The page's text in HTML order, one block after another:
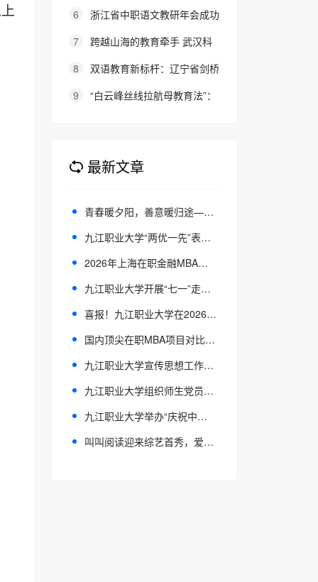
新升级：27班型满足多元需求，协
6
浙江省中职语文教研年会成功
举办：聚焦素养本位，共探职教语
7
跨越山海的教育牵手 武汉科
大联合西班牙顶尖名校办学院，首
8
双语教育新标杆：辽宁省剑桥
英语考务中心与大连金普新区华美
9
“白云峰丝线拉航母教育法”：
最新文章
青春暖夕阳，善意暖归途——九江职业大学向东班爱心家教协会深入乡村开展敬老志愿活动
九江职业大学“两优一先”表彰大会暨“光荣在党50年”纪念章颁发仪式隆重举行
2026年上海在职金融MBA择校指南：热门院校排名与路径匹配
九江职业大学开展“七一”走访慰问活动
喜报！九江职业大学在2026年江西省职业院校技能大赛教学能力比赛中喜获佳绩
国内顶尖在职MBA项目对比，择校不再迷茫
九江职业大学宣传思想工作队伍能力提升培训班顺利开班
九江职业大学组织师生党员收听收看庆祝中国共产党成立105周年大会现场直播
九江职业大学举办“庆祝中国共产党成立105周年暨纪念红军长征胜利90周年”学生书画作品展
叫叫阅读迎来综艺首秀，爱奇艺贵州卫视双线亮相